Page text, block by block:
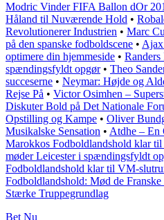
Modric Vinder FIFA Ballon dOr
Håland til Nuværende Hold •
Revolutionerer Industrien • Marc
på den spanske fodboldscene •
optimere din hjemmeside •
spændingsfyldt opgør• Theo
succeserne • Neymar: Højde og
Rejse På • Victor Osimhen –
Diskuter Bold på Det Nationale
Opstilling og Kampe • Oliver
Musikalske Sensation • Atdhe – En
Marokkos Fodboldlandshold klar
møder Leicester i spændingsfyldt
Fodboldlandshold klar til VM-
Fodboldlandshold: Mød de
Stærke Truppegrundlag
Bet Nu